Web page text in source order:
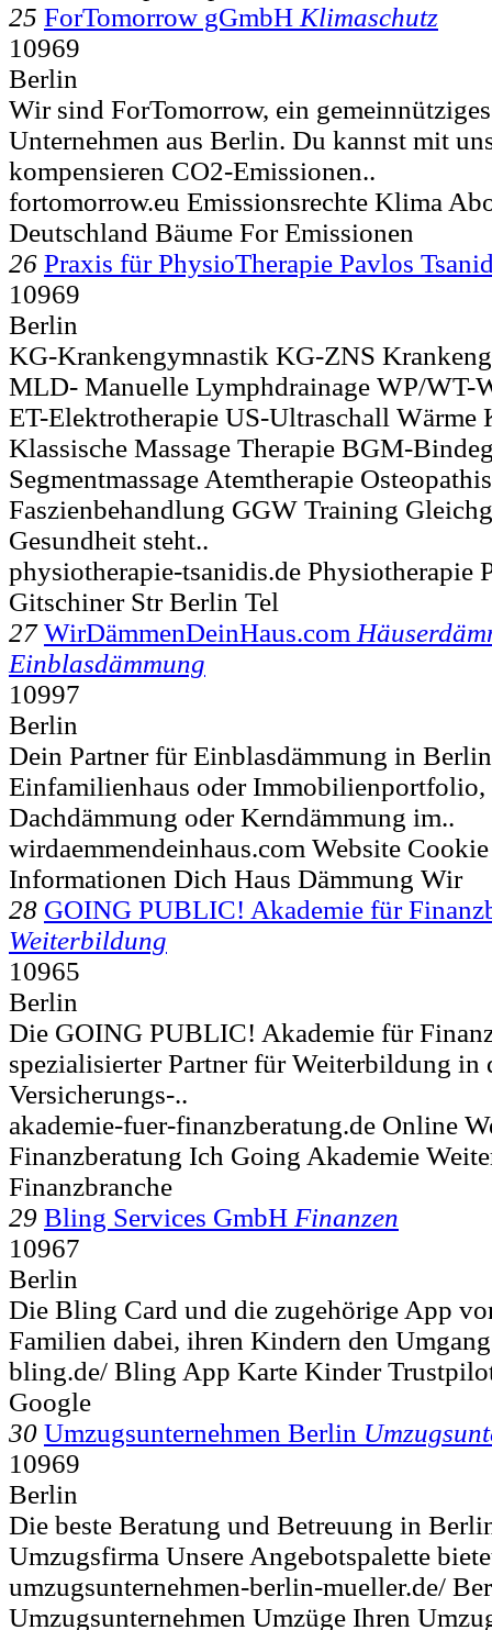
25 ForTomorrow gGmbH Klimaschutz
10969
Berlin
Wir sind ForTomorrow, ein
Unternehmen aus Berlin. Du kannst mit
kompensieren CO2-Emissionen..
fortomorrow.eu Emissionsrechte Klima
Deutschland Bäume For Emissionen
26 Praxis für PhysioTherapie Pavlos
10969
Berlin
KG-Krankengymnastik KG-ZNS
MLD- Manuelle Lymphdrainage WP/WT-
ET-Elektrotherapie US-Ultraschall Wärme
Klassische Massage Therapie BGM-
Segmentmassage Atemtherapie
Faszienbehandlung GGW Training
Gesundheit steht..
physiotherapie-tsanidis.de Physiotherapie
Gitschiner Str Berlin Tel
27 WirDämmenDeinHaus.com
Einblasdämmung
10997
Berlin
Dein Partner für Einblasdämmung in
Einfamilienhaus oder Immobilienportfolio,
Dachdämmung oder Kerndämmung im..
wirdaemmendeinhaus.com Website
Informationen Dich Haus Dämmung Wir
28 GOING PUBLIC! Akademie für
Weiterbildung
10965
Berlin
Die GOING PUBLIC! Akademie für
spezialisierter Partner für Weiterbildung in
Versicherungs-..
akademie-fuer-finanzberatung.de Online
Finanzberatung Ich Going Akademie
Finanzbranche
29 Bling Services GmbH Finanzen
10967
Berlin
Die Bling Card und die zugehörige App
Familien dabei, ihren Kindern den
bling.de/ Bling App Karte Kinder
Google
30 Umzugsunternehmen Berlin
10969
Berlin
Die beste Beratung und Betreuung in
Umzugsfirma Unsere Angebotspalette
umzugsunternehmen-berlin-mueller.de/
Umzugsunternehmen Umzüge Ihren